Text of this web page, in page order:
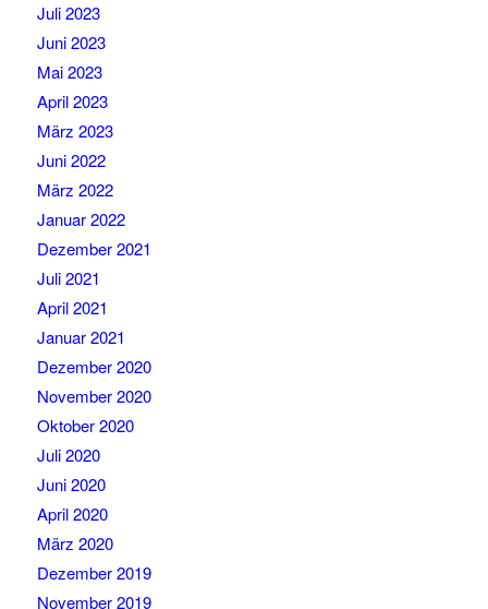
Juli 2023
Juni 2023
Mai 2023
April 2023
März 2023
Juni 2022
März 2022
Januar 2022
Dezember 2021
Juli 2021
April 2021
Januar 2021
Dezember 2020
November 2020
Oktober 2020
Juli 2020
Juni 2020
April 2020
März 2020
Dezember 2019
November 2019